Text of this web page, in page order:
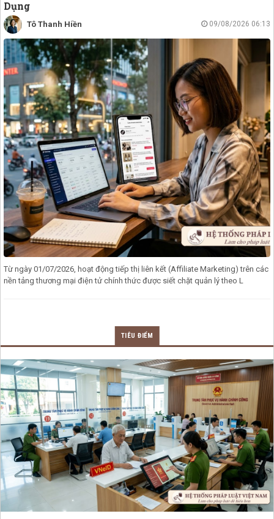
Dụng
Từ ngày 01/07/2026, hoạt động tiếp thị liên kết (Affiliate Marketing) trên các
nền tảng thương mại điện tử chính thức được siết chặt quản lý theo L
Tô Thanh Hiền 09/08/2026 06:13
TIÊU ĐIỂM